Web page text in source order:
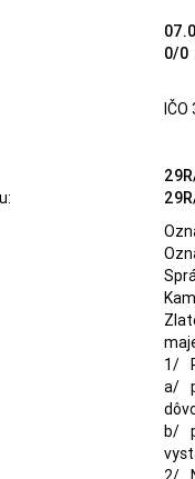
0/0
1/	Predmetom ponukového konania je speňaženie:
a/ 	pohľadávky voči dlžníkovi Bc. Dušan Rajtar, Sľažany 74, 951 74 Sľažany,  vo výške 1.161.781 Eur, konateľovi úpadcu, vzniknutá z
b/ 	pohľadávky voči dlžníkovi Bc. Dušan Rajtar, Sľažany 74, 951 74 Sľažany,  vo výške 1.311.598 Eur, vzniknutá z dôvodu úhrad faktúr